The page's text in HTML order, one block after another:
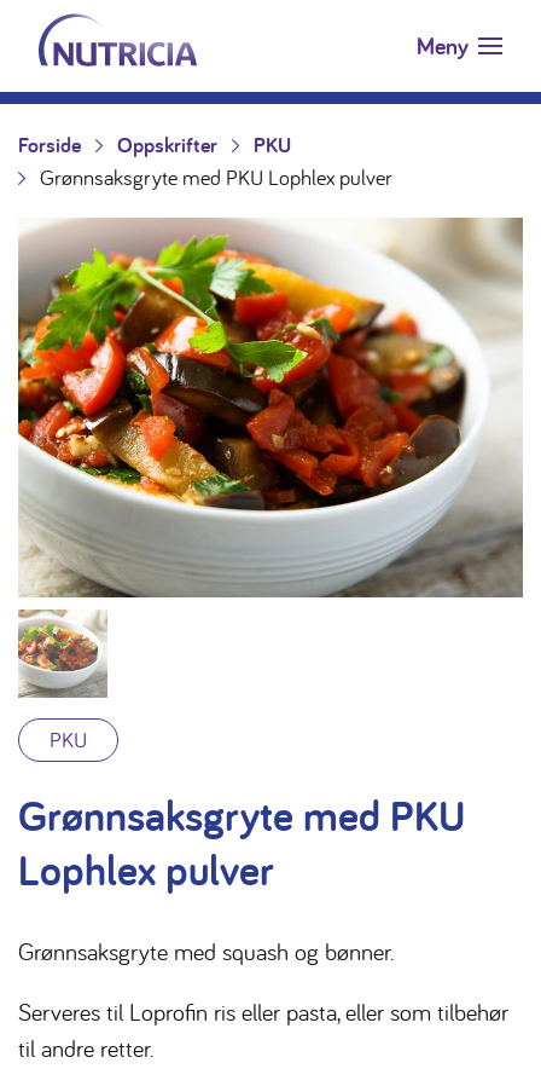
Hopp til innholdet
Nutricia.no Meny
Forside Oppskrifter
PKU
Grønnsaksgryte med PKU Lophlex pulver
PKU
Grønnsaksgryte med PKU
Lophlex pulver
Grønnsaksgryte med squash og bønner.
Serveres til Loprofin ris eller pasta, eller som tilbehør
til andre retter.